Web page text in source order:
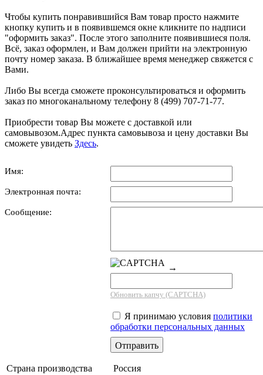
Чтобы купить понравившийся Вам товар просто нажмите
кнопку купить и в появившемся окне кликните по надписи
"оформить заказ". После этого заполните появившиеся поля.
Всё, заказ оформлен, и Вам должен прийти на электронную
почту номер заказа. В ближайшее время менеджер свяжется с
Вами.
Либо Вы всегда сможете проконсультироваться и оформить
заказ по многоканальному телефону 8 (499) 707-71-77.
Приобрести товар Вы можете с доставкой или
самовывозом.Адрес пункта самовывоза и цену доставки Вы
сможете увидеть Здесь.
Имя:
Электронная почта:
Сообщение:
→
Обновить капчу (CAPTCHA)
Я принимаю условия политики
обработки персональных данных
Страна производства
Россия